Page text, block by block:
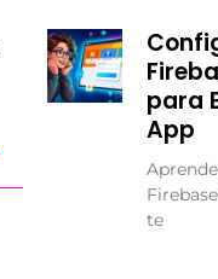
para
App
te